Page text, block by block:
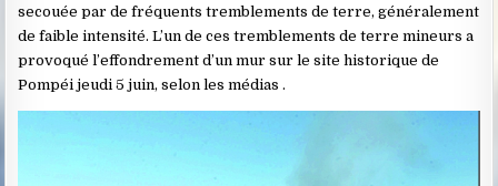
secouée par de fréquents tremblements de terre, généralement
de faible intensité. L’un de ces tremblements de terre mineurs a
provoqué l’effondrement d’un mur sur le site historique de
Pompéi jeudi 5 juin, selon les médias .